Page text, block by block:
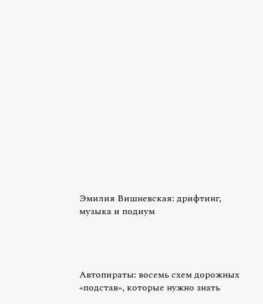
Эмилия Вишневская: дрифтинг,
музыка и подиум
Автопираты: восемь схем дорожных
«подстав», которые нужно знать